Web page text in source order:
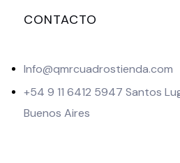
CONTACTO
Info@qmrcuadrostienda.com
+54 9 11 6412 5947 Santos
Buenos Aires